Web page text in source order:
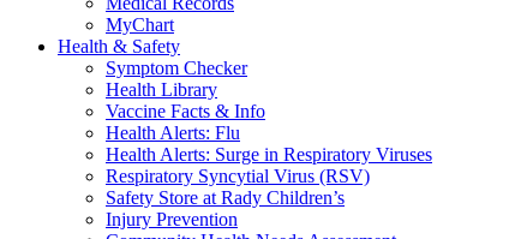
MyChart
Health & Safety
Symptom Checker
Health Library
Vaccine Facts & Info
Health Alerts: Flu
Health Alerts: Surge in Respiratory Viruses
Respiratory Syncytial Virus (RSV)
Safety Store at Rady Children’s
Injury Prevention